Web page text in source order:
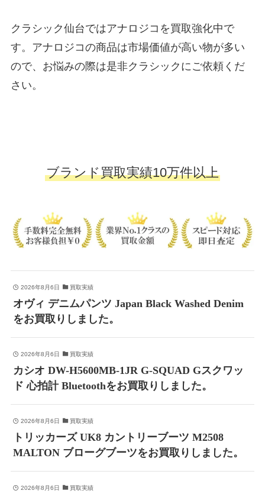
クラシック仙台ではアナロジコを買取強化中で
す。アナロジコの商品は市場価値が高い物が多い
ので、お悩みの際は是非クラシックにご依頼くだ
さい。
ブランド買取実績10万件以上
2026年8月6日 買取実績
オヴィ デニムパンツ Japan Black Washed Denim
をお買取りしました。
2026年8月6日 買取実績
カシオ DW-H5600MB-1JR G-SQUAD Gスクワッ
ド 心拍計 Bluetoothをお買取りしました。
2026年8月6日 買取実績
トリッカーズ UK8 カントリーブーツ M2508
MALTON ブローグブーツをお買取りしました。
2026年8月6日 買取実績